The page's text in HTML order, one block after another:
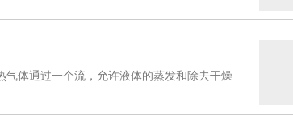
体通过一个流，允许液体的蒸发和除去干燥